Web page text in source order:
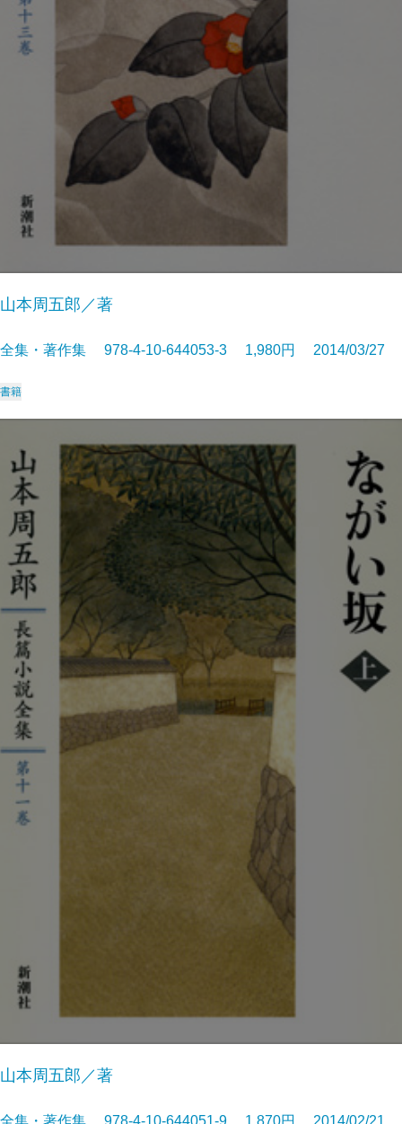
山本周五郎／著
全集・著作集 978-4-10-644053-3 1,980円 2014/03/27
書籍
山本周五郎／著
全集・著作集 978-4-10-644051-9 1,870円 2014/02/21